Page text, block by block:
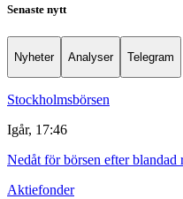
Senaste nytt
Nyheter Analyser Telegram
Stockholmsbörsen
Igår, 17:46
Nedåt för börsen efter blandad
Aktiefonder